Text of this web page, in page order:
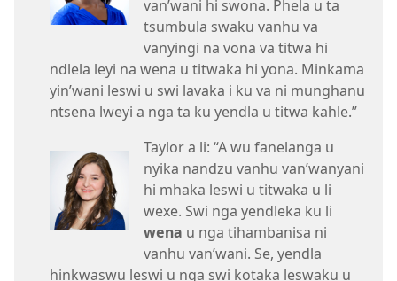
van’wani hi swona. Phela u ta
tsumbula swaku vanhu va
vanyingi na vona va titwa hi
ndlela leyi na wena u titwaka hi yona. Minkama
yin’wani leswi u swi lavaka i ku va ni munghanu
ntsena lweyi a nga ta ku yendla u titwa kahle.”
Taylor a li: “A wu fanelanga u
nyika nandzu vanhu van’wanyani
hi mhaka leswi u titwaka u li
wexe. Swi nga yendleka ku li
wena u nga tihambanisa ni
vanhu van’wani. Se, yendla
hinkwaswu leswi u nga swi kotaka leswaku u